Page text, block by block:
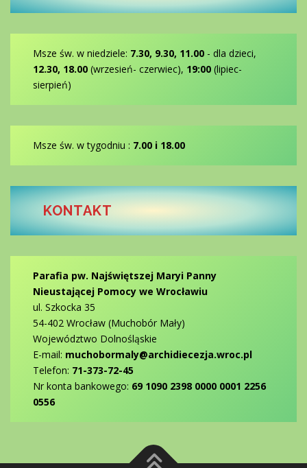
Msze św. w niedziele: 7.30, 9.30, 11.00 - dla dzieci,
12.30, 18.00 (wrzesień- czerwiec), 19:00(lipiec-
sierpień)
Msze św. w tygodniu : 7.00 i 18.00
KONTAKT
Parafia pw. Najświętszej Maryi Panny
Nieustającej Pomocy we Wrocławiu
ul. Szkocka 35
54-402 Wrocław (Muchobór Mały)
Województwo Dolnośląskie
E-mail: muchobormaly@archidiecezja.wroc.pl
Telefon: 71-373-72-45
Nr konta bankowego: 69 1090 2398 0000 0001 2256
0556